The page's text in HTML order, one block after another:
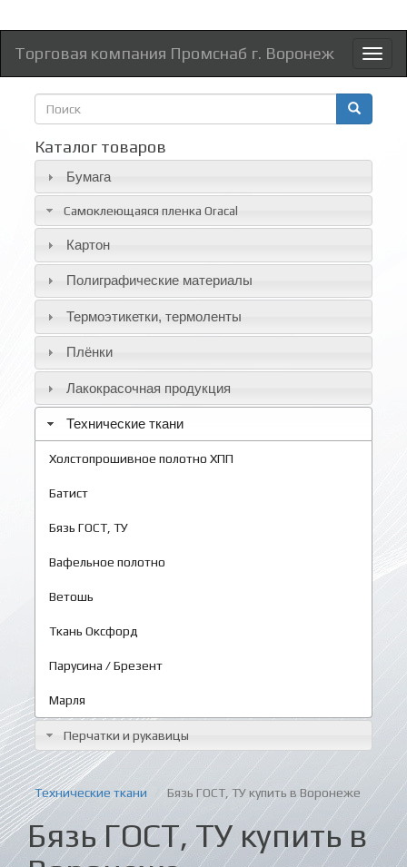
Торговая компания Промснаб г. Воронеж
Форма
поиска
Каталог товаров
Бумага
Самоклеющаяся пленка Oracal
Картон
Полиграфические материалы
Термоэтикетки, термоленты
Плёнки
Лакокрасочная продукция
Технические ткани
Холстопрошивное полотно ХПП
Батист
Бязь ГОСТ, ТУ
Вафельное полотно
Ветошь
Ткань Оксфорд
Парусина / Брезент
Марля
Перчатки и рукавицы
Технические ткани Бязь ГОСТ, ТУ купить в Воронеже
Бязь ГОСТ, ТУ купить в